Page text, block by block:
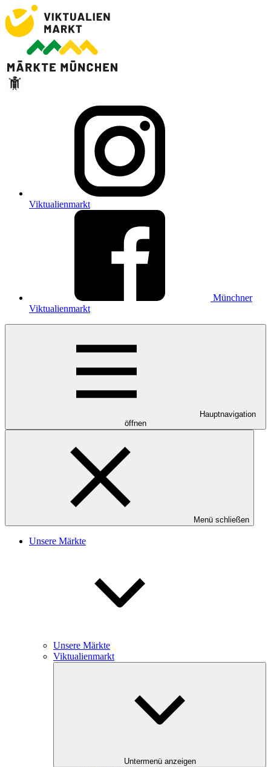
Viktualienmarkt
Münchner
Viktualienmarkt
Hauptnavigation
öffnen
Menü schließen
Unsere Märkte
Unsere Märkte
Viktualienmarkt
Untermenü anzeigen